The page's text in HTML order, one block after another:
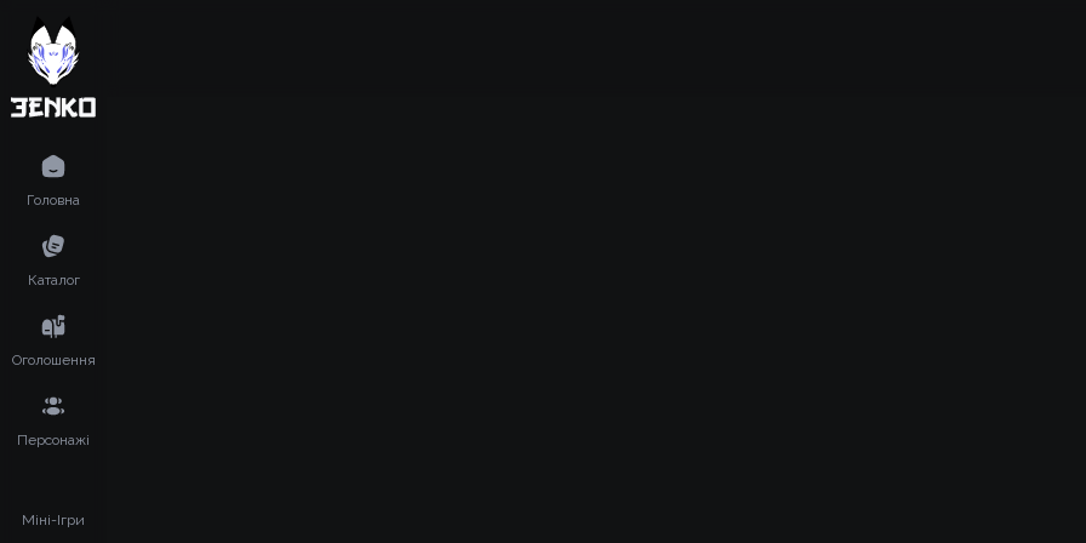
Головна
Каталог
Оголошення
Персонажі
Міні-Ігри